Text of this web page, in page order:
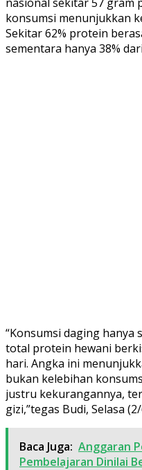
konsumsi menunjukkan
Sekitar 62% protein
sementara hanya 38%
“Konsumsi daging hanya
total protein hewani
hari. Angka ini
bukan kelebihan
justru kekurangannya,
gizi,”tegas Budi, Selasa
Baca Juga: Anggaran
Pembelajaran Dinilai